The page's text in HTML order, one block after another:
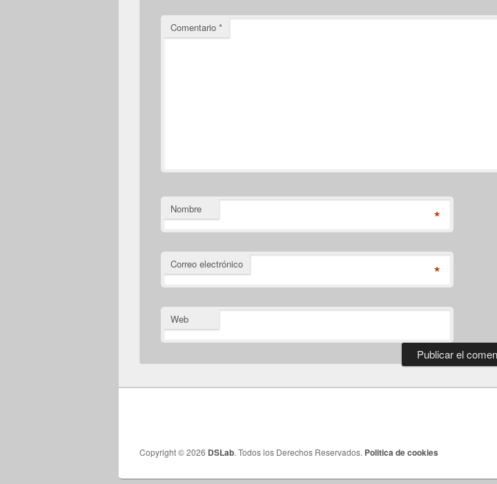
Comentario *
Nombre *
Correo electrónico *
Web
Copyright © 2026 DSLab. Todos los Derechos Reservados. Politica de cookies